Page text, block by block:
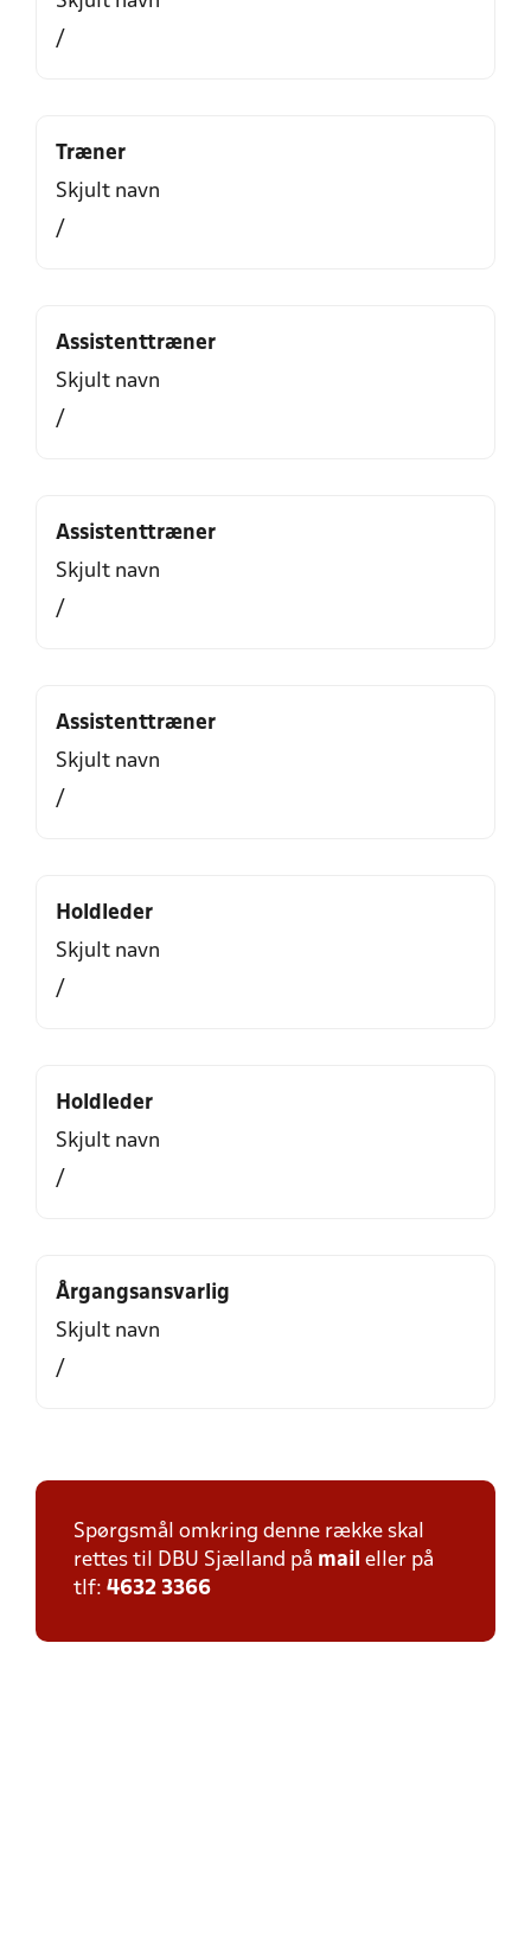
/
Træner
Skjult navn
/
Assistenttræner
Skjult navn
/
Assistenttræner
Skjult navn
/
Assistenttræner
Skjult navn
/
Holdleder
Skjult navn
/
Holdleder
Skjult navn
/
Årgangsansvarlig
Skjult navn
/
Spørgsmål omkring denne række skal
rettes til DBU Sjælland på mail eller på
tlf: 4632 3366